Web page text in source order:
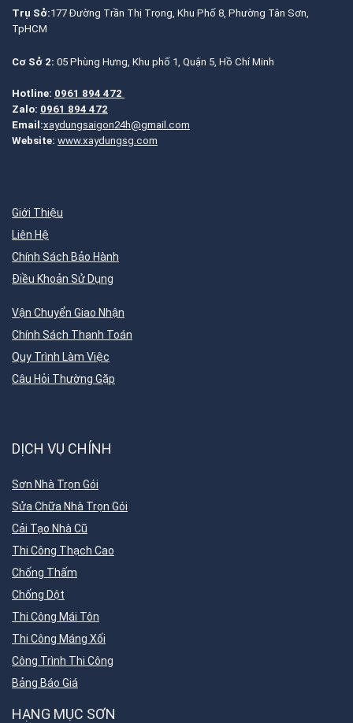
Trụ Sở:177 Đường Trần Thị Trọng, Khu Phố 8, Phường Tân Sơn,
TpHCM
Cơ Sở 2: 05 Phùng Hưng, Khu phố 1, Quận 5, Hồ Chí Minh
Hotline: 0961 894 472
Zalo: 0961 894 472
Email:xaydungsaigon24h@gmail.com
Website: www.xaydungsg.com
Giới Thiệu
Liên Hệ
Chính Sách Bảo Hành
Điều Khoản Sử Dụng
Vận Chuyển Giao Nhận
Chính Sách Thanh Toán
Quy Trình Làm Việc
Câu Hỏi Thường Gặp
DỊCH VỤ CHÍNH
Sơn Nhà Trọn Gói
Sửa Chữa Nhà Trọn Gói
Cải Tạo Nhà Cũ
Thi Công Thạch Cao
Chống Thấm
Chống Dột
Thi Công Mái Tôn
Thi Công Máng Xối
Công Trình Thi Công
Bảng Báo Giá
HẠNG MỤC SƠN